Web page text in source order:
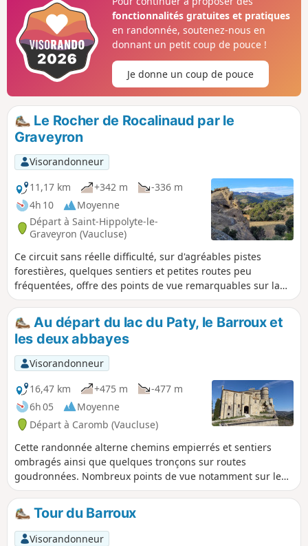
traversant la Malagrone... Il fut un temps où elle sortait de
son lit. Actuellement le cours d'eau est hélas à sec.
fonctionnalités gratuites et pratiques
en randonnée, soutenez-nous en
donnant un petit coup de pouce !
Je donne un coup de pouce
Le Rocher de Rocalinaud par le
Graveyron
Visorandonneur
11,17 km
+342 m
-336 m
4h 10
Moyenne
Départ à Saint-Hippolyte-le-
Graveyron (Vaucluse)
Ce circuit sans réelle difficulté, sur d'agréables pistes
forestières, quelques sentiers et petites routes peu
fréquentées, offre des points de vue remarquables sur la
plaine de Carpentras, la Vallée du Rhône et jusqu'aux
Alpilles au Sud, sur les Dentelles de Montmirail au Nord-
Ouest et sur le Mont Ventoux à l'Est. Cet itinéraire permet
aussi de monter jusqu'au sommet de l'insolite Rocher de
Rocalinaud, ancienne dune sous-marine modelée par
l'érosion et les hommes, et d'y découvrir une très belle
grotte. Attention : prudence sur ce rocher pouvant
présenter des surfaces glissantes.
Au départ du lac du Paty, le Barroux et
les deux abbayes
Visorandonneur
16,47 km
+475 m
-477 m
6h 05
Moyenne
Départ à Caromb (Vaucluse)
Cette randonnée alterne chemins empierrés et sentiers
ombragés ainsi que quelques tronçons sur routes
goudronnées. Nombreux points de vue notamment sur le
Ventoux et les Dentelles de Montmirail. Les détours vers les
deux abbayes permettent d'apprécier la beauté des sites et
la qualité des restaurations effectuées.
Tour du Barroux
Visorandonneur